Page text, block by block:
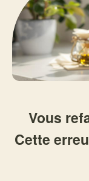
Vous
Cette